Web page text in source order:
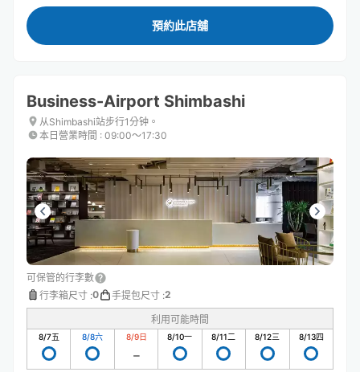
預約此店舖
Business-Airport Shimbashi
从Shimbashi站步行1分钟。
本日營業時間 : 09:00〜17:30
可保管的行李數
行李箱尺寸 :0 手提包尺寸 :2
利用可能時間
8/7五 8/8六 8/9日 8/10一 8/11二 8/12三 8/13四